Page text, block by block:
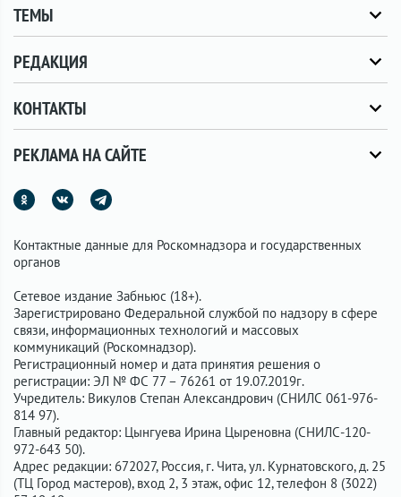
ТЕМЫ
РЕДАКЦИЯ
КОНТАКТЫ
РЕКЛАМА НА САЙТЕ
Контактные данные для Роскомнадзора и государственных
органов
Сетевое издание Забньюс (18+).
Зарегистрировано Федеральной службой по надзору в сфере
связи, информационных технологий и массовых
коммуникаций (Роскомнадзор).
Регистрационный номер и дата принятия решения о
регистрации: ЭЛ № ФС 77 – 76261 от 19.07.2019г.
Учредитель: Викулов Степан Александрович (СНИЛС 061-976-
814 97).
Главный редактор: Цынгуева Ирина Цыреновна (СНИЛС-120-
972-643 50).
Адрес редакции: 672027, Россия, г. Чита, ул. Курнатовского, д. 25
(ТЦ Город мастеров), вход 2, 3 этаж, офис 12, телефон 8 (3022)